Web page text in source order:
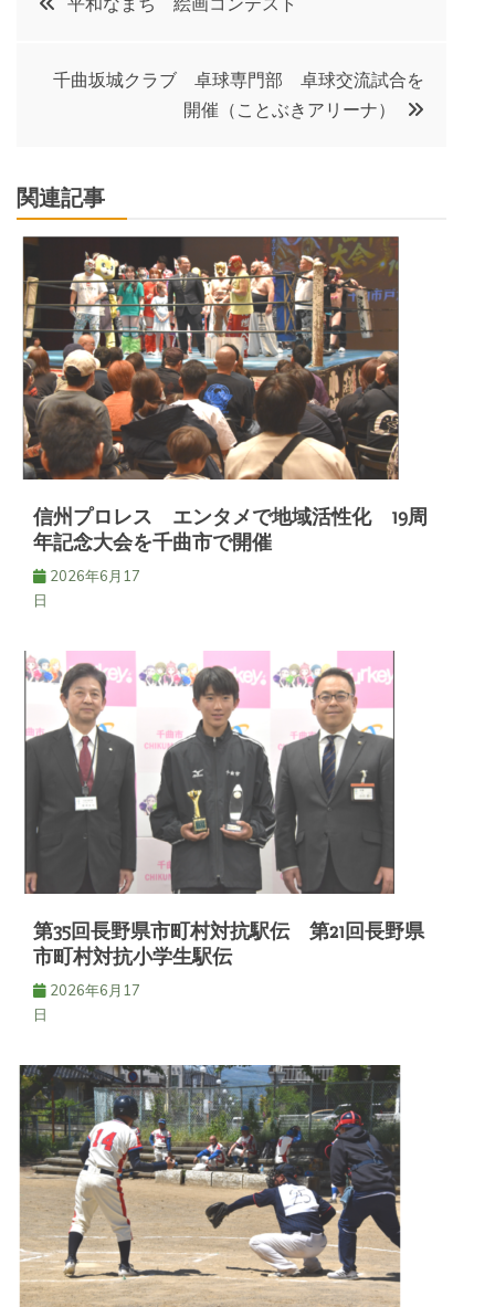
ビ
ゲ
ー
シ
ョ
ン
千曲坂城クラブ 卓球専門部 卓球交流試合を
開催（ことぶきアリーナ）
関連記事
信州プロレス エンタメで地域活性化 19周
年記念大会を千曲市で開催
2026年6月17
日
第35回長野県市町村対抗駅伝 第21回長野県
市町村対抗小学生駅伝
2026年6月17
日